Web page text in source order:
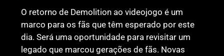
O retorno de Demolition ao videojogo é um
marco para os fãs que têm esperado por este
dia. Será uma oportunidade para revisitar um
legado que marcou gerações de fãs. Novas